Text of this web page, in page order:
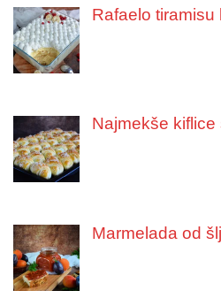
Rafaelo
Najmekše
Marmelada od